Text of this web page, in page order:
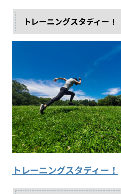
トレーニングスタディー！
トレーニングスタディー！